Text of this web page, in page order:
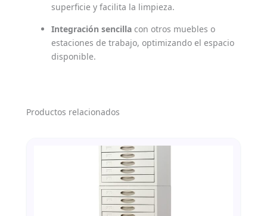
superficie y facilita la limpieza.
Integración sencilla con otros muebles o
estaciones de trabajo, optimizando el espacio
disponible.
Productos relacionados